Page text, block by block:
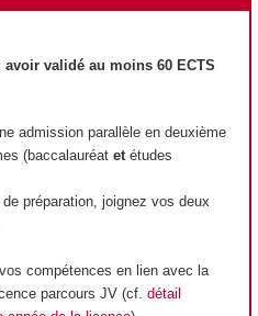
validé au moins 60 ECTS
admission parallèle en deuxième
(baccalauréat etétudes
préparation, joignez vos deux
compétences en lien avec la
parcours JV (cf. détail